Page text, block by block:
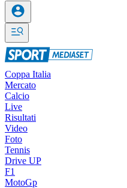
Coppa Italia
Mercato
Calcio
Live
Risultati
Video
Foto
Tennis
Drive UP
F1
MotoGp